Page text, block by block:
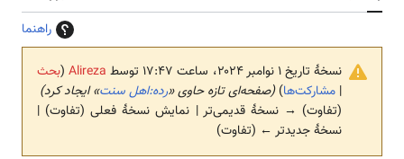
راهنما
نسخهٔ تاریخ ‏۱ نوامبر ۲۰۲۴، ساعت ۱۷:۴۷ توسط Alireza
(بحث
| مشارکت‌ها) (صفحه‌ای تازه حاوی «رده:اهل سنت» ایجاد کرد)
(تفاوت) → نسخهٔ قدیمی‌تر | نمایش نسخهٔ فعلی (تفاوت) |
نسخهٔ جدیدتر ← (تفاوت)